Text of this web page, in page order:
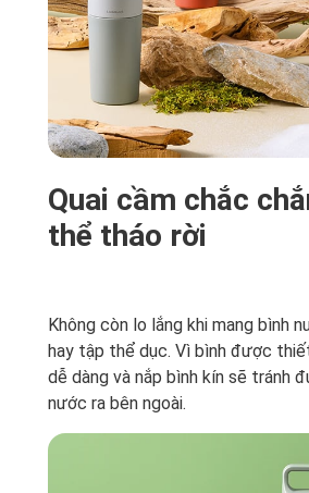
Quai cầm chắc
thể tháo rời
Không còn lo lắng khi mang bình
hay tập thể dục. Vì bình được
dễ dàng và nắp bình kín sẽ tránh
nước ra bên ngoài.